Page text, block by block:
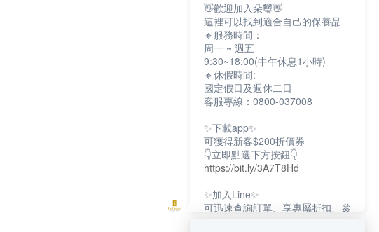
👋歡迎加入朵璽👋
這裡可以找到適合自己的保養品
🔸服務時間：
周一 ~ 週五
9:30~18:00(中午休息1小時)
🔸休假時間:
國定假日及週休二日
客服專線：0800-037008
✨下載app✨
可獲得新客$200折價券
👇立即點選下方按鈕👇
https://bit.ly/3A7T8Hd
✨加入Line✨
可迅速查詢訂單、享專屬折扣、參